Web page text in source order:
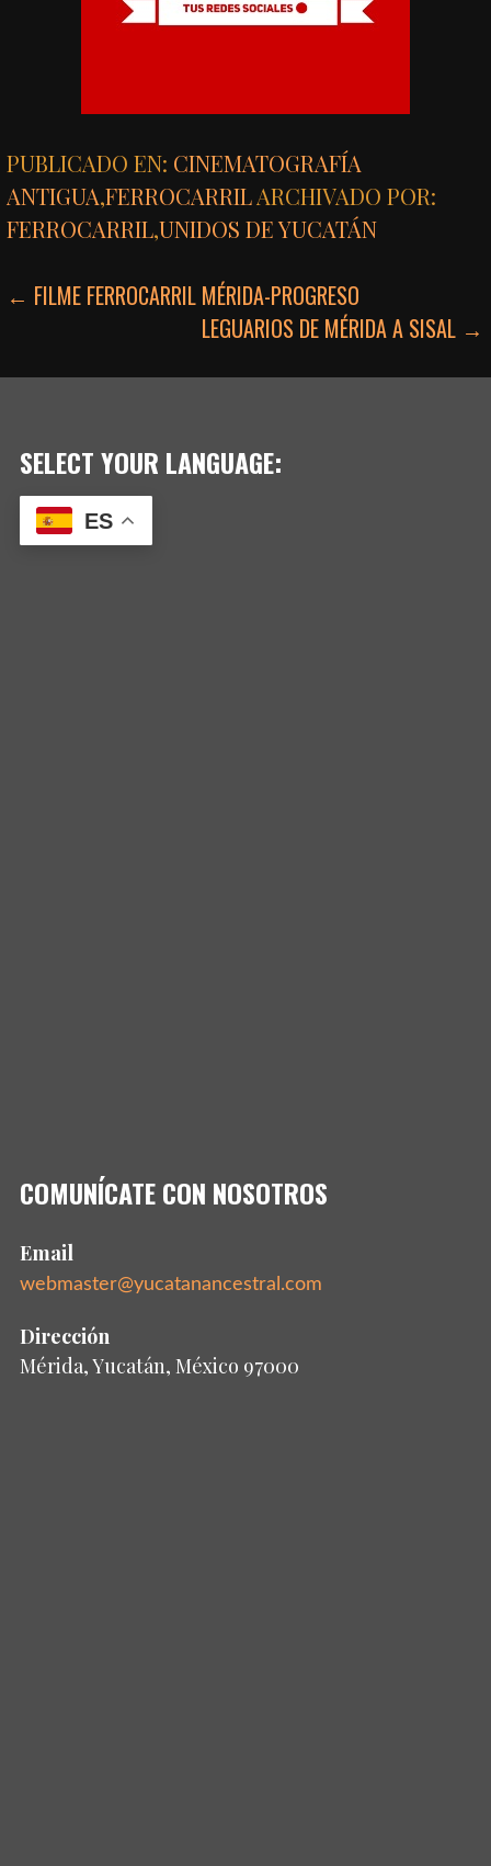
PUBLICADO EN: CINEMATOGRAFÍA
ANTIGUA,FERROCARRILARCHIVADO POR:
FERROCARRIL,UNIDOS DE YUCATÁN
NAVEGACIÓN
← FILME FERROCARRIL MÉRIDA-PROGRESO
LEGUARIOS DE MÉRIDA A SISAL →
SELECT YOUR LANGUAGE:
ES
COMUNÍCATE CON NOSOTROS
Email
webmaster@yucatanancestral.com
Dirección
Mérida, Yucatán, México 97000